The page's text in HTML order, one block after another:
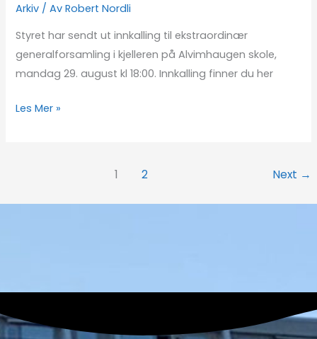
Arkiv / Av Robert Nordli
Styret har sendt ut innkalling til ekstraordinær
generalforsamling i kjelleren på Alvimhaugen skole,
mandag 29. august kl 18:00. Innkalling finner du her
Les Mer »
1 2 Next →